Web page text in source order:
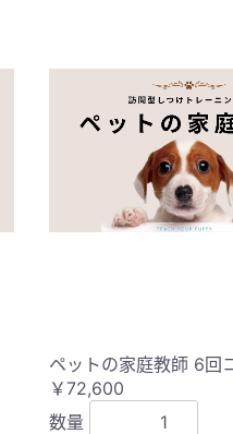
ペットの家庭教師 6回
￥72,600
数量